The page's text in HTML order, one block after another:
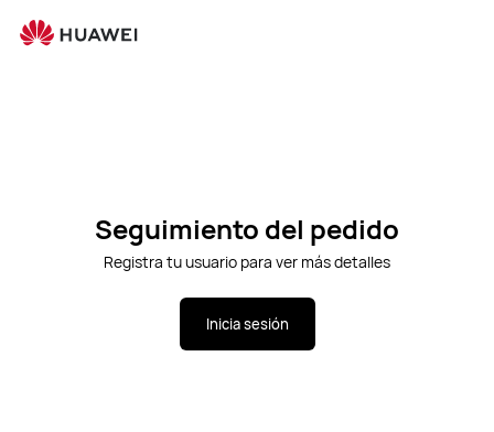
Seguimiento del pedido
Registra tu usuario para ver más detalles
Inicia sesión